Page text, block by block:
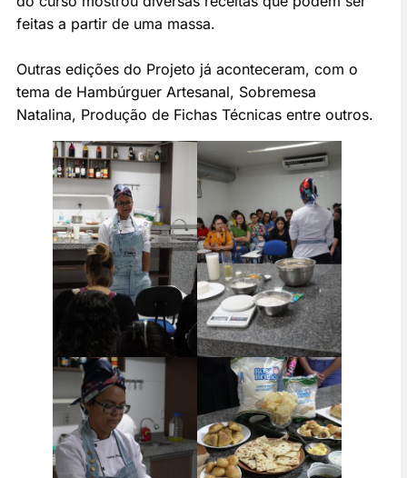
feitas a partir de uma massa.
Outras edições do Projeto já aconteceram, com o
tema de Hambúrguer Artesanal, Sobremesa
Natalina, Produção de Fichas Técnicas entre outros.